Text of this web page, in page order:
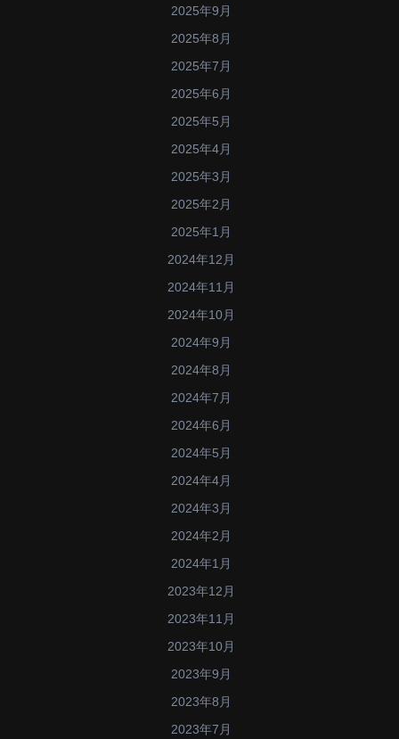
2025年9月
2025年8月
2025年7月
2025年6月
2025年5月
2025年4月
2025年3月
2025年2月
2025年1月
2024年12月
2024年11月
2024年10月
2024年9月
2024年8月
2024年7月
2024年6月
2024年5月
2024年4月
2024年3月
2024年2月
2024年1月
2023年12月
2023年11月
2023年10月
2023年9月
2023年8月
2023年7月